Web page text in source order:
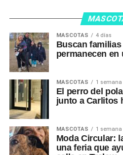
MASCOTAS 4 días
Buscan
permanecen
MASCOTAS 1 semana
El perro del
junto a Carlitos
MASCOTAS 1 semana
Moda Circular:
una feria que